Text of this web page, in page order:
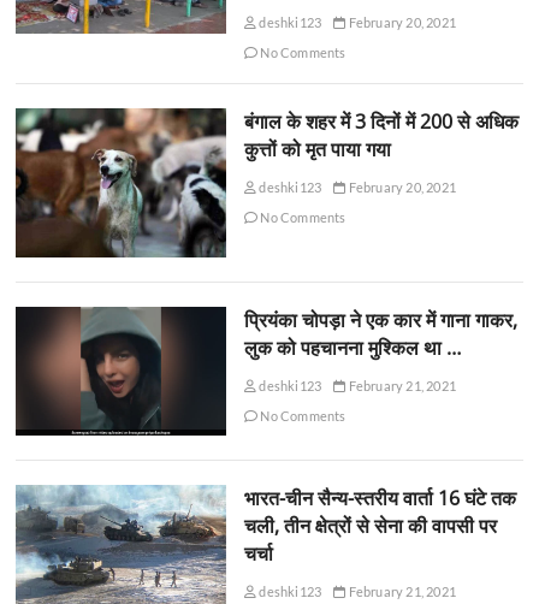
deshki123
February 20, 2021
No Comments
बंगाल के शहर में 3 दिनों में 200 से अधिक
कुत्तों को मृत पाया गया
deshki123
February 20, 2021
No Comments
प्रियंका चोपड़ा ने एक कार में गाना गाकर,
लुक को पहचानना मुश्किल था …
deshki123
February 21, 2021
No Comments
भारत-चीन सैन्य-स्तरीय वार्ता 16 घंटे तक
चली, तीन क्षेत्रों से सेना की वापसी पर
चर्चा
deshki123
February 21, 2021